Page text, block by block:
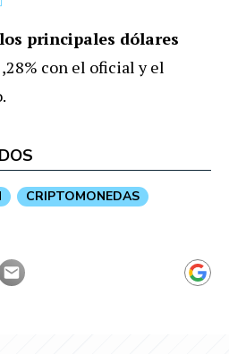
principales dólares
con el oficial y el
CRIPTOMONEDAS